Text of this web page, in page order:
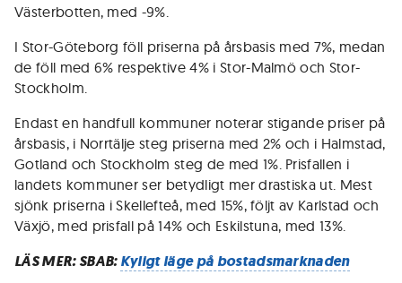
Västerbotten, med -9%.
I Stor-Göteborg föll priserna på årsbasis med 7%, medan
de föll med 6% respektive 4% i Stor-Malmö och Stor-
Stockholm.
Endast en handfull kommuner noterar stigande priser på
årsbasis, i Norrtälje steg priserna med 2% och i Halmstad,
Gotland och Stockholm steg de med 1%. Prisfallen i
landets kommuner ser betydligt mer drastiska ut. Mest
sjönk priserna i Skellefteå, med 15%, följt av Karlstad och
Växjö, med prisfall på 14% och Eskilstuna, med 13%.
LÄS MER: SBAB:Kyligt läge på bostadsmarknaden